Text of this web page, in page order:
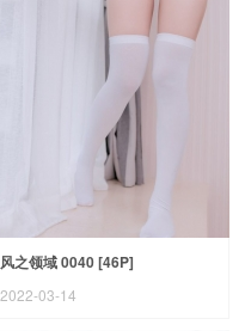
风之领域 0040 [46P]
2022-03-14